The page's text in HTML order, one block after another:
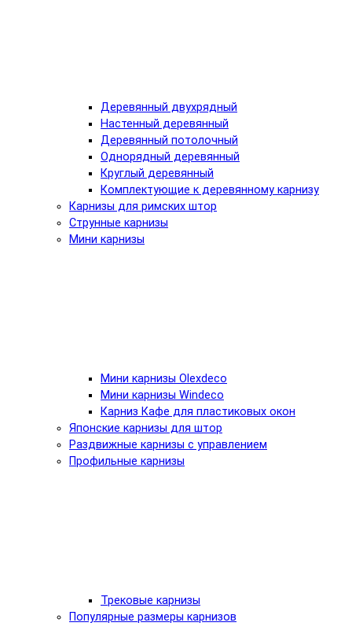
Деревянный двухрядный
Настенный деревянный
Деревянный потолочный
Однорядный деревянный
Круглый деревянный
Комплектующие к деревянному карнизу
Карнизы для римских штор
Струнные карнизы
Мини карнизы
Мини карнизы Olexdeco
Мини карнизы Windeco
Карниз Кафе для пластиковых окон
Японские карнизы для штор
Раздвижные карнизы с управлением
Профильные карнизы
Трековые карнизы
Популярные размеры карнизов